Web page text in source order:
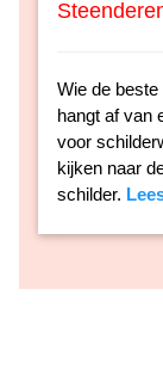
Wie de
hangt af van
voor
kijken naar
schilder.